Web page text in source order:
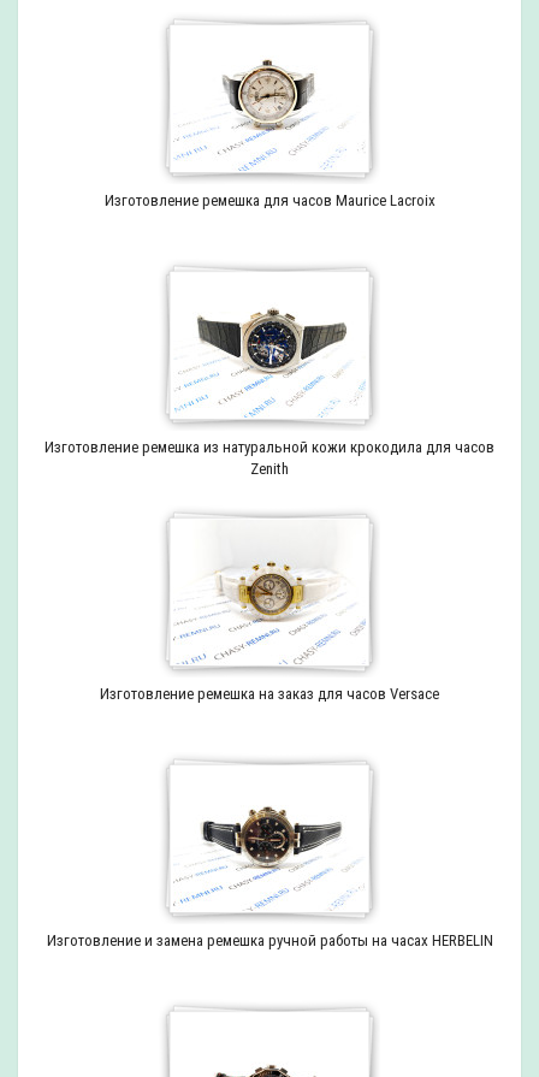
Изготовление ремешка для часов Maurice Lacroix
Изготовление ремешка из натуральной кожи крокодила для часов
Zenith
Изготовление ремешка на заказ для часов Versace
Изготовление и замена ремешка ручной работы на часах HERBELIN